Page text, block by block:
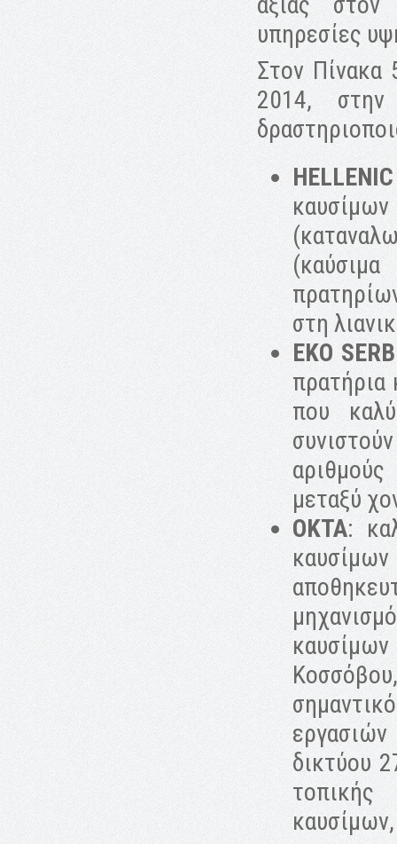
υπηρεσίες
Στον Πίνακα
2014,
στη
EKO
πρατήρια
που
μεταξύ
OKTA:
δικτύου